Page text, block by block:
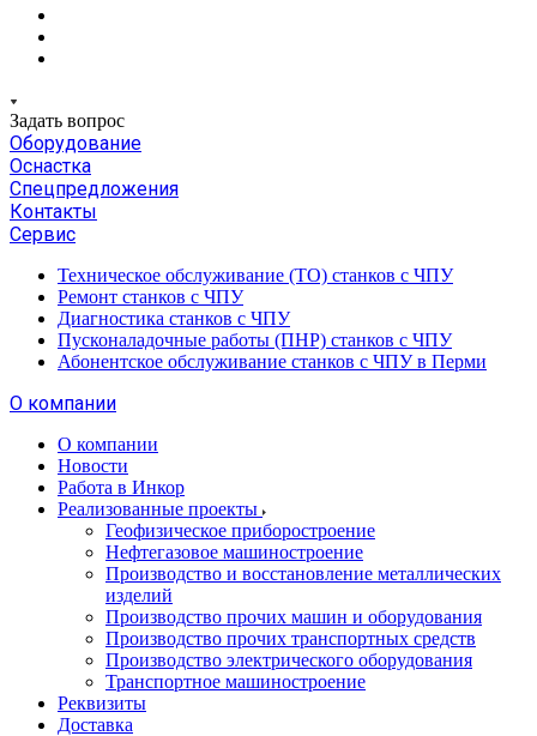
Задать вопрос
Оборудование
Оснастка
Спецпредложения
Контакты
Сервис
Техническое обслуживание (ТО) станков с ЧПУ
Ремонт станков с ЧПУ
Диагностика станков с ЧПУ
Пусконаладочные работы (ПНР) станков с ЧПУ
Абонентское обслуживание станков с ЧПУ в Перми
О компании
О компании
Новости
Работа в Инкор
Реализованные проекты
Геофизическое приборостроение
Нефтегазовое машиностроение
Производство и восстановление металлических
изделий
Производство прочих машин и оборудования
Производство прочих транспортных средств
Производство электрического оборудования
Транспортное машиностроение
Реквизиты
Доставка